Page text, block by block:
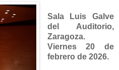
Sala Luis Galve
del Auditorio,
Zaragoza.
Viernes 20 de
febrero de 2026.